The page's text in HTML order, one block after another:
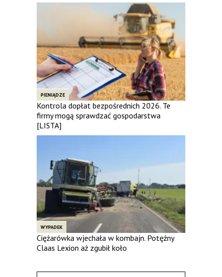
PIENIĄDZE
Kontrola dopłat bezpośrednich 2026. Te
firmy mogą sprawdzać gospodarstwa
[LISTA]
WYPADEK
Ciężarówka wjechała w kombajn. Potężny
Claas Lexion aż zgubił koło